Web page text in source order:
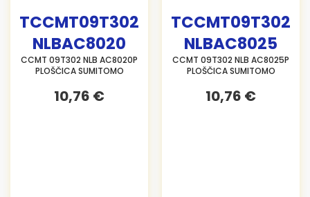
TCCMT09T302
NLBAC8020
CCMT 09T302 NLB AC8020P
PLOŠČICA SUMITOMO
10,76 €
TCCMT09T302
NLBAC8025
CCMT 09T302 NLB AC8025P
PLOŠČICA SUMITOMO
10,76 €